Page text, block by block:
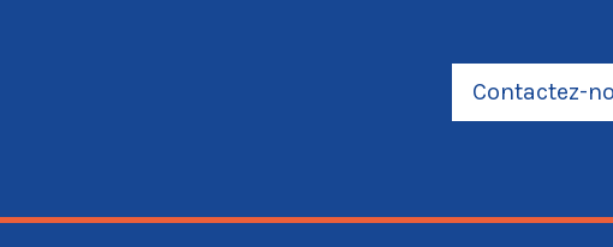
Contactez-